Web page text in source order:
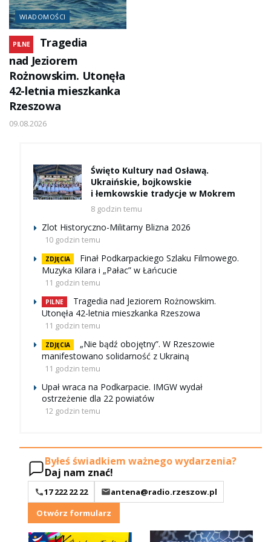
WIADOMOŚCI
PILNE
Tragedia
nad Jeziorem
Rożnowskim. Utonęła
42-letnia mieszkanka
Rzeszowa
09.08.2026
Święto Kultury nad Osławą.
Ukraińskie, bojkowskie
i łemkowskie tradycje w Mokrem
8 godzin temu
Zlot Historyczno-Militarny Blizna 2026
10 godzin temu
ZDJĘCIA
Finał Podkarpackiego Szlaku Filmowego.
Muzyka Kilara i „Pałac” w Łańcucie
11 godzin temu
PILNE
Tragedia nad Jeziorem Rożnowskim.
Utonęła 42-letnia mieszkanka Rzeszowa
11 godzin temu
ZDJĘCIA
„Nie bądź obojętny”. W Rzeszowie
manifestowano solidarność z Ukrainą
11 godzin temu
Upał wraca na Podkarpacie. IMGW wydał
ostrzeżenie dla 22 powiatów
12 godzin temu
Byłeś świadkiem ważnego wydarzenia?
Daj nam znać!
17 222 22 22
antena@radio.rzeszow.pl
Otwórz formularz